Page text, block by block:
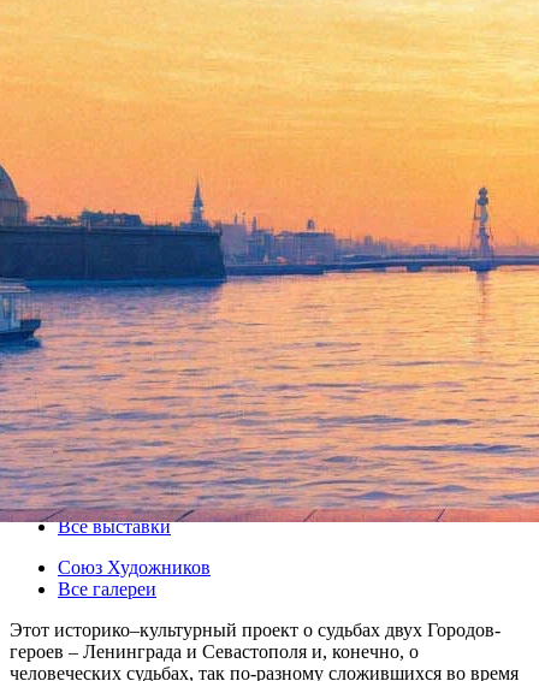
Выставка "Свидетели
осадных дней"
03 декабря 2012, понедельник-09 декабря 2012, воскресенье
Версия для печати
Все выставки
Союз Художников
Все галереи
Этот историко–культурный проект о судьбах двух Городов-
героев – Ленинграда и Севастополя и, конечно, о
человеческих судьбах, так по-разному сложившихся во время